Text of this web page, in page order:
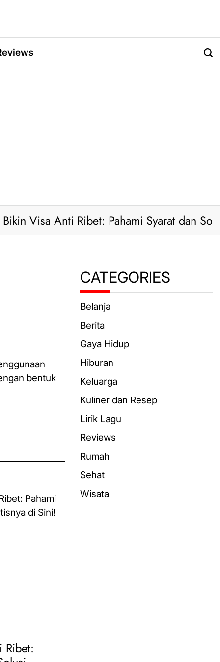
Visa Anti Ribet: Pahami Syarat dan Solusi
bentuk
Ribet:
CATEGORIES
Belanja
Berita
Gaya Hidup
Hiburan
Keluarga
Kuliner dan Resep
Lirik Lagu
Reviews
Rumah
Sehat
Wisata